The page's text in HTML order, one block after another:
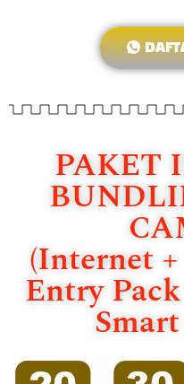
PAKET
(Internet
Entry